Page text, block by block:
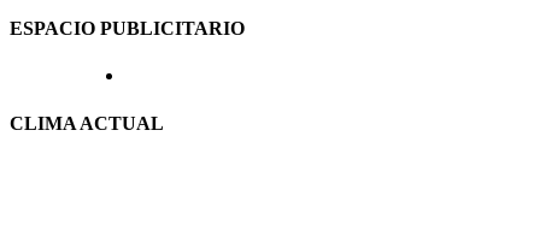
ESPACIO PUBLICITARIO
CLIMA ACTUAL